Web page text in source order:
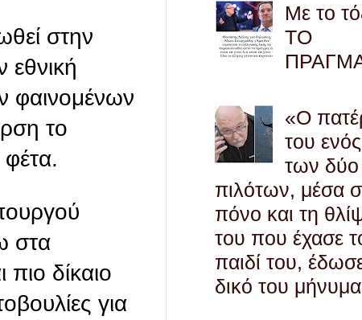
στην
εθνική
φαινομένων
το
φέτα.
στα
δίκαιο
για
Με το
ΤΟ
«Ο
του
των δύο
πιλότων, μέσα
πόνο και τη
του που έχασε
παιδί του,
δικό του μήνυμα